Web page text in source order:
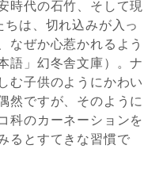
時代の石竹、そして現
は、切れ込みが入っ
なぜか心惹かれるよう
語」幻冬舎文庫）。ナ
む子供のようにかわい
然ですが、そのように
科のカーネーションを
るとすてきな習慣で